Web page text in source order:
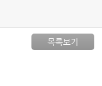
목록보기